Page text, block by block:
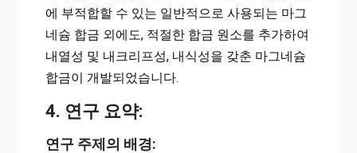
에 부적합할 수 있는 일반적으로 사용되는 마그
네슘 합금 외에도, 적절한 합금 원소를 추가하여
내열성 및 내크리프성, 내식성을 갖춘 마그네슘
합금이 개발되었습니다.
4. 연구 요약:
연구 주제의 배경: